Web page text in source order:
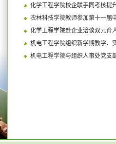
化学工程学院校企联手同考核提
农林科技学院教师参加第十一届
化学工程学院赴企业洽谈双元育
机电工程学院组织新学期教学、
机电工程学院与组织人事处党支